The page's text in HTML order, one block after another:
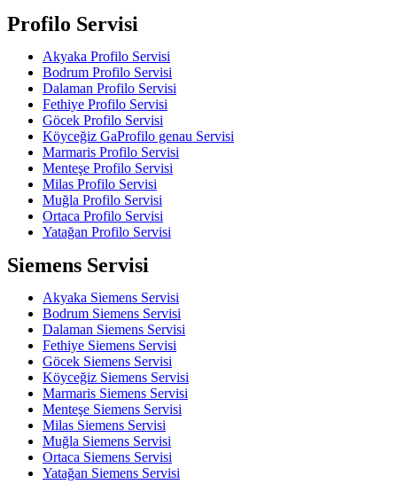
Profilo Servisi
Akyaka Profilo Servisi
Bodrum Profilo Servisi
Dalaman Profilo Servisi
Fethiye Profilo Servisi
Göcek Profilo Servisi
Köyceğiz GaProfilo genau Servisi
Marmaris Profilo Servisi
Menteşe Profilo Servisi
Milas Profilo Servisi
Muğla Profilo Servisi
Ortaca Profilo Servisi
Yatağan Profilo Servisi
Siemens Servisi
Akyaka Siemens Servisi
Bodrum Siemens Servisi
Dalaman Siemens Servisi
Fethiye Siemens Servisi
Göcek Siemens Servisi
Köyceğiz Siemens Servisi
Marmaris Siemens Servisi
Menteşe Siemens Servisi
Milas Siemens Servisi
Muğla Siemens Servisi
Ortaca Siemens Servisi
Yatağan Siemens Servisi